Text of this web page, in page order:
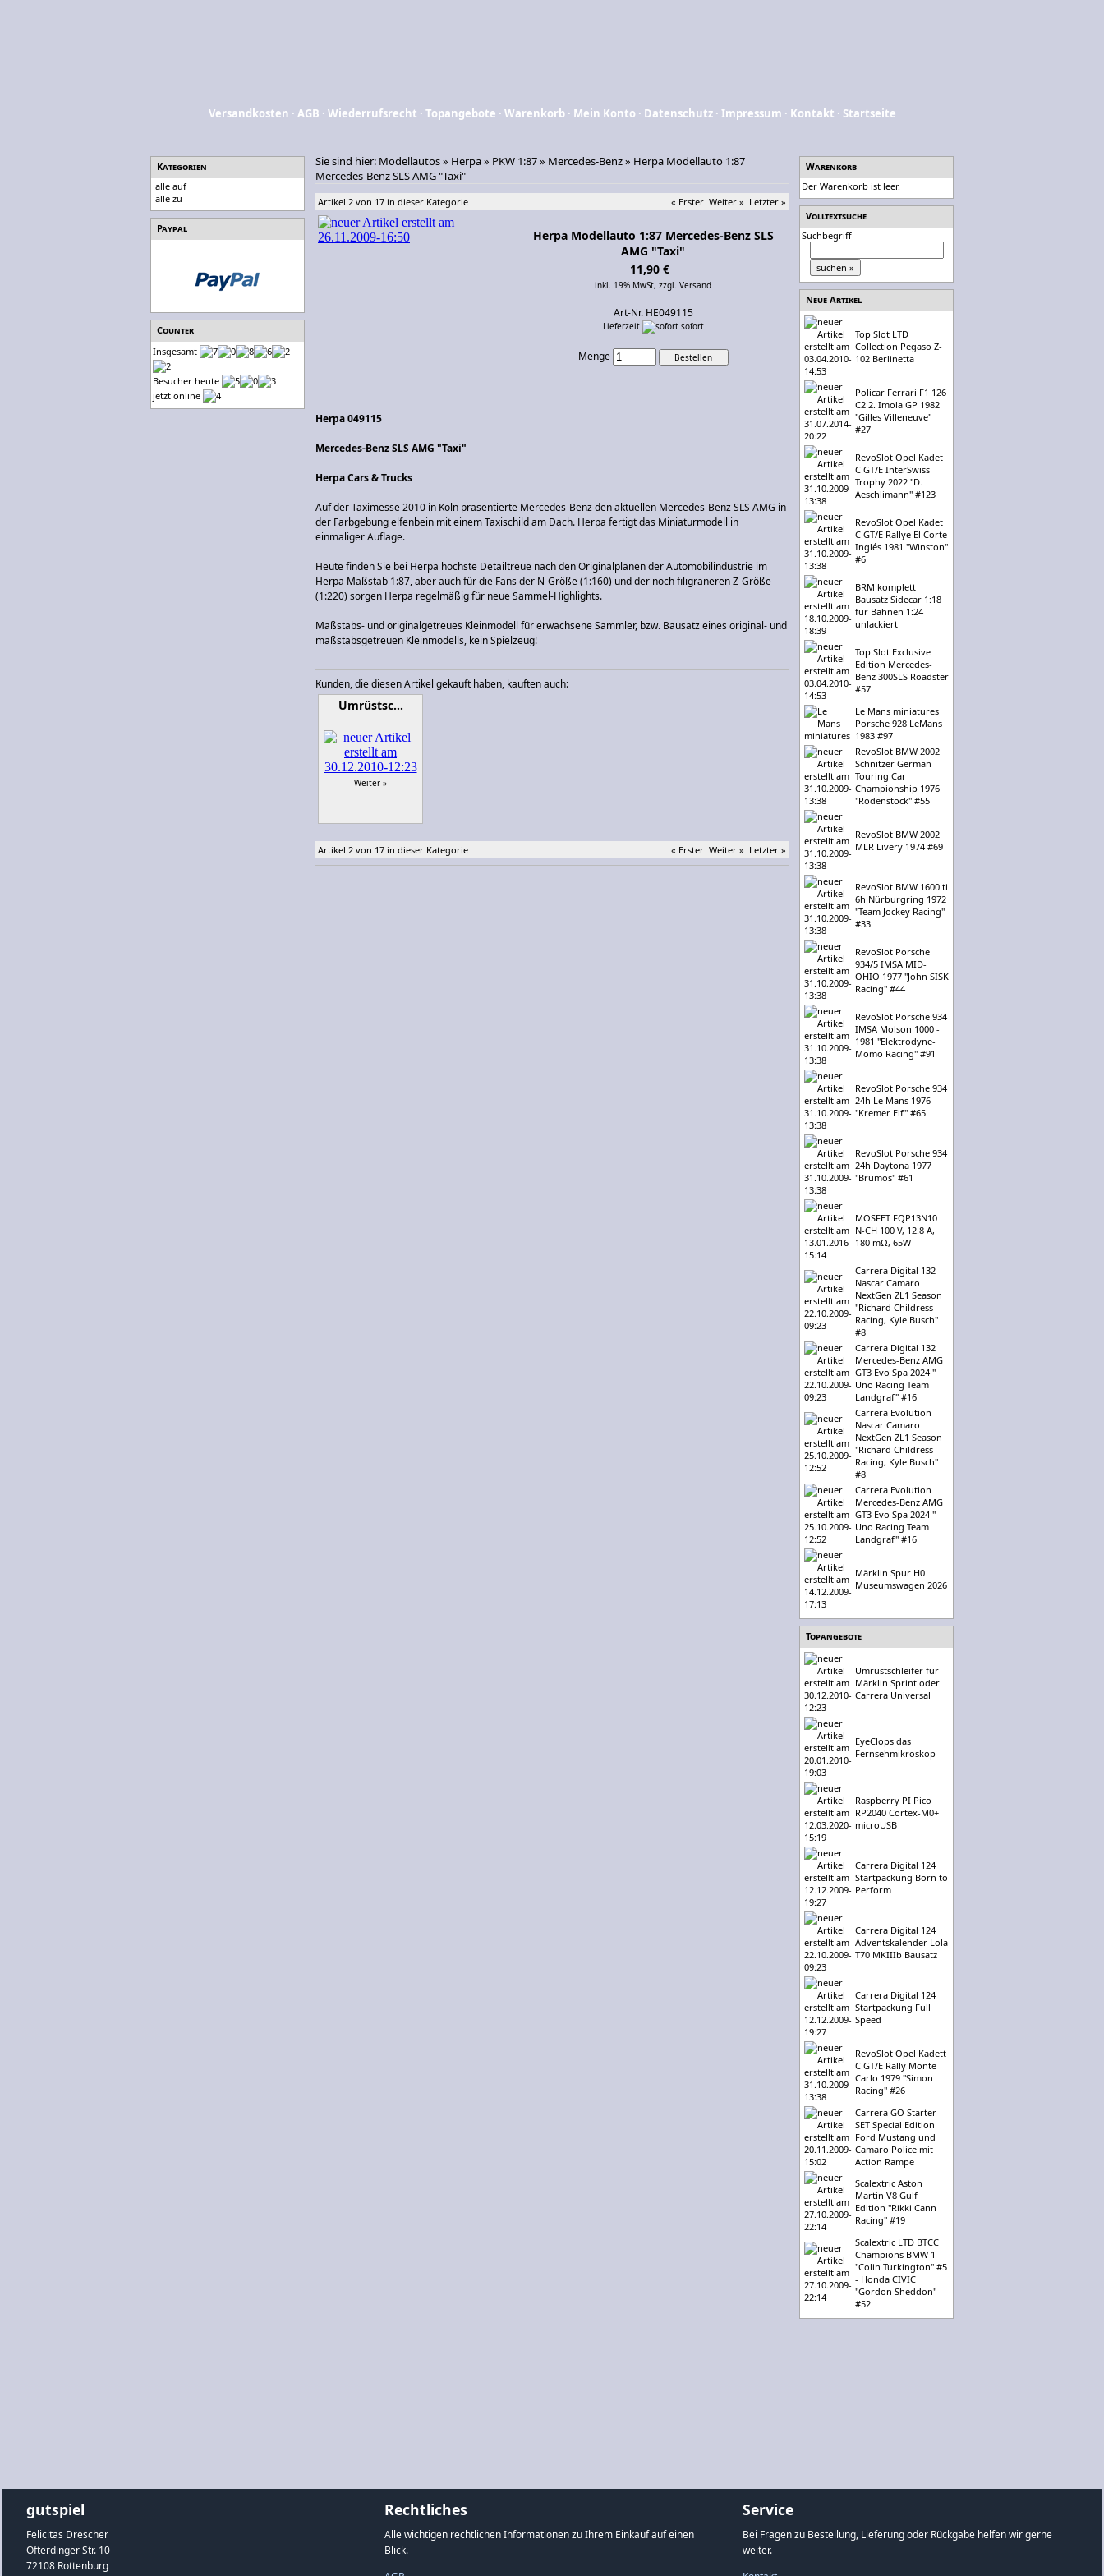
Versandkosten · AGB · Wiederrufsrecht · Topangebote · Warenkorb· Mein Konto · Datenschutz· Impressum · Kontakt · Startseite
Kategorien
alle auf
alle zu
Paypal
Counter
Insgesamt
Besucher heute
jetzt online
Sie sind hier: Modellautos» Herpa» PKW 1:87» Mercedes-Benz» Herpa Modellauto 1:87
Mercedes-Benz SLS AMG "Taxi"
Artikel 2 von 17 in dieser Kategorie « Erster Weiter » Letzter »
Herpa Modellauto 1:87 Mercedes-Benz SLS
AMG "Taxi"
11,90 €
inkl. 19% MwSt, zzgl. Versand
Art-Nr. HE049115
Lieferzeit sofort
Menge
Herpa 049115
Mercedes-Benz SLS AMG "Taxi"
Herpa Cars & Trucks
Auf der Taximesse 2010 in Köln präsentierte Mercedes-Benz den aktuellen Mercedes-Benz SLS AMG in
der Farbgebung elfenbein mit einem Taxischild am Dach. Herpa fertigt das Miniaturmodell in
einmaliger Auflage.
Heute finden Sie bei Herpa höchste Detailtreue nach den Originalplänen der Automobilindustrie im
Herpa Maßstab 1:87, aber auch für die Fans der N-Größe (1:160) und der noch filigraneren Z-Größe
(1:220) sorgen Herpa regelmäßig für neue Sammel-Highlights.
Maßstabs- und originalgetreues Kleinmodell für erwachsene Sammler, bzw. Bausatz eines original- und
maßstabsgetreuen Kleinmodells, kein Spielzeug!
Kunden, die diesen Artikel gekauft haben, kauften auch:
Umrüstsc…
Weiter »
Artikel 2 von 17 in dieser Kategorie « Erster Weiter » Letzter »
Warenkorb
Der Warenkorb ist leer.
Volltextsuche
Suchbegriff
Neue Artikel
Top Slot LTD
Collection Pegaso Z-
102 Berlinetta
Policar Ferrari F1 126
C2 2. Imola GP 1982
"Gilles Villeneuve"
#27
RevoSlot Opel Kadet
C GT/E InterSwiss
Trophy 2022 "D.
Aeschlimann" #123
RevoSlot Opel Kadet
C GT/E Rallye El Corte
Inglés 1981 "Winston"
#6
BRM komplett
Bausatz Sidecar 1:18
für Bahnen 1:24
unlackiert
Top Slot Exclusive
Edition Mercedes-
Benz 300SLS Roadster
#57
Le Mans miniatures
Porsche 928 LeMans
1983 #97
RevoSlot BMW 2002
Schnitzer German
Touring Car
Championship 1976
"Rodenstock" #55
RevoSlot BMW 2002
MLR Livery 1974 #69
RevoSlot BMW 1600 ti
6h Nürburgring 1972
"Team Jockey Racing"
#33
RevoSlot Porsche
934/5 IMSA MID-
OHIO 1977 "John SISK
Racing" #44
RevoSlot Porsche 934
IMSA Molson 1000 -
1981 "Elektrodyne-
Momo Racing" #91
RevoSlot Porsche 934
24h Le Mans 1976
"Kremer Elf" #65
RevoSlot Porsche 934
24h Daytona 1977
"Brumos" #61
MOSFET FQP13N10
N-CH 100 V, 12.8 A,
180 mΩ, 65W
Carrera Digital 132
Nascar Camaro
NextGen ZL1 Season
"Richard Childress
Racing, Kyle Busch"
#8
Carrera Digital 132
Mercedes-Benz AMG
GT3 Evo Spa 2024 "
Uno Racing Team
Landgraf" #16
Carrera Evolution
Nascar Camaro
NextGen ZL1 Season
"Richard Childress
Racing, Kyle Busch"
#8
Carrera Evolution
Mercedes-Benz AMG
GT3 Evo Spa 2024 "
Uno Racing Team
Landgraf" #16
Märklin Spur H0
Museumswagen 2026
Topangebote
Umrüstschleifer für
Märklin Sprint oder
Carrera Universal
EyeClops das
Fernsehmikroskop
Raspberry PI Pico
RP2040 Cortex-M0+
microUSB
Carrera Digital 124
Startpackung Born to
Perform
Carrera Digital 124
Adventskalender Lola
T70 MKIIIb Bausatz
Carrera Digital 124
Startpackung Full
Speed
RevoSlot Opel Kadett
C GT/E Rally Monte
Carlo 1979 "Simon
Racing" #26
Carrera GO Starter
SET Special Edition
Ford Mustang und
Camaro Police mit
Action Rampe
Scalextric Aston
Martin V8 Gulf
Edition "Rikki Cann
Racing" #19
Scalextric LTD BTCC
Champions BMW 1
"Colin Turkington" #5
- Honda CIVIC
"Gordon Sheddon"
#52
gutspiel
Felicitas Drescher
Ofterdinger Str. 10
72108 Rottenburg
Rechtliches
Alle wichtigen rechtlichen Informationen zu Ihrem Einkauf auf einen
Blick.
Service
Bei Fragen zu Bestellung, Lieferung oder Rückgabe helfen wir gerne
weiter.